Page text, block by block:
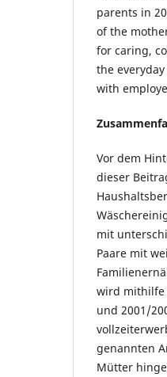
parents in
of the
for caring,
the
with
Vor dem
dieser
mit
Paare mit
wird mithilfe
und 2001/
genannten
Mütter